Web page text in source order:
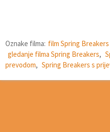
Oznake filma: film Spring
gledanje filma Spring Breakers,
prevodom, Spring Breakers s